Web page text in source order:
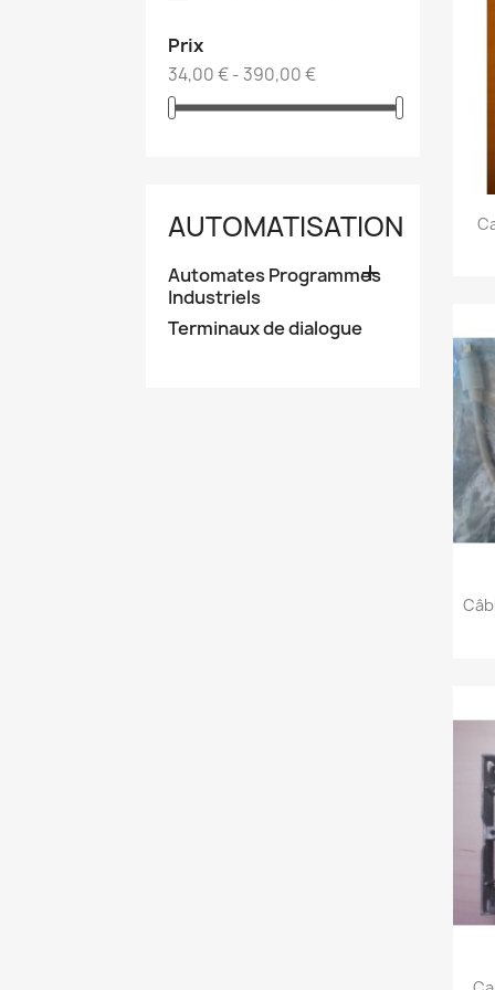
Prix
34,00 € - 390,00 €
AUTOMATISATION
Automates Programmes
Industriels

Terminaux de dialogue